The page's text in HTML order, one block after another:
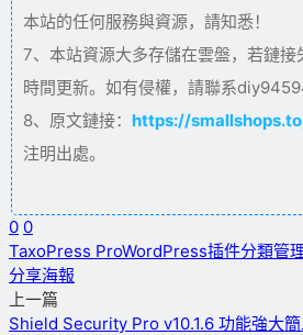
本站的任何服務與資源，請知悉！
7、本站資源大多存儲在雲盤，若鏈
時間更新。如有侵權，請聯系
8、原文鏈接： https://
注明出處。
0 0
TaxoPress ProWordPress插件分類管
分享海報
上一篇
Shield Security Pro v10.1.6 功能強大